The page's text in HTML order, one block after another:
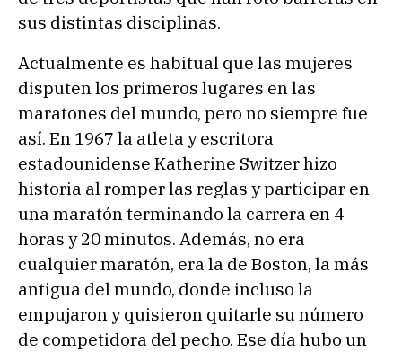
sus distintas disciplinas.
Actualmente es habitual que las mujeres
disputen los primeros lugares en las
maratones del mundo, pero no siempre fue
así. En 1967 la atleta y escritora
estadounidense Katherine Switzer hizo
historia al romper las reglas y participar en
una maratón terminando la carrera en 4
horas y 20 minutos. Además, no era
cualquier maratón, era la de Boston, la más
antigua del mundo, donde incluso la
empujaron y quisieron quitarle su número
de competidora del pecho. Ese día hubo un